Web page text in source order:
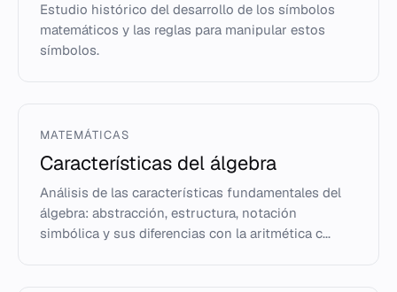
Estudio histórico del desarrollo de los símbolos
matemáticos y las reglas para manipular estos
símbolos.
MATEMÁTICAS
Características del álgebra
Análisis de las características fundamentales del
álgebra: abstracción, estructura, notación
simbólica y sus diferencias con la aritmética c...